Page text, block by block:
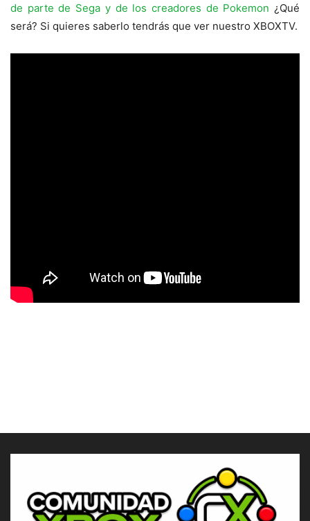
de parte de Sega y de los creadores de Pokemon ¿Qué
será? Si quieres saberlo tendrás que ver nuestro XBOXTV.